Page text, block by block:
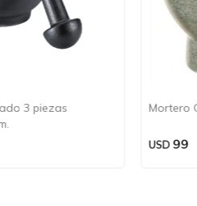
3 piezas
Mortero
USD 99